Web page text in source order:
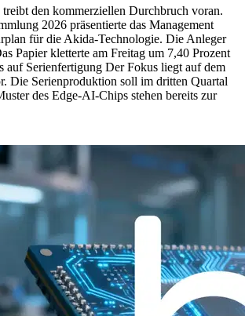
den kommerziellen Durchbruch voran.
2026 präsentierte das Management
für die Akida-Technologie. Die Anleger
Papier kletterte am Freitag um 7,40 Prozent
auf Serienfertigung Der Fokus liegt auf dem
Die Serienproduktion soll im dritten Quartal
des Edge-AI-Chips stehen bereits zur